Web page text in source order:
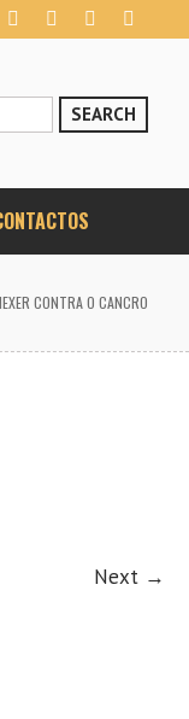
SEARCH
CONTRA O CANCRO
Next →